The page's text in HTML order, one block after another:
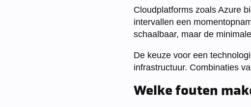
Cloudplatforms zoals Azure
intervallen een
schaalbaar, maar de
De keuze voor een
infrastructuur. Combinaties
Welke fouten